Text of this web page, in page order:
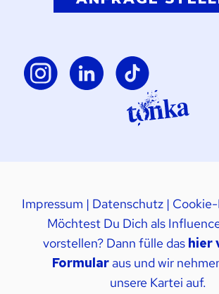
Impressum | Datenschutz |
Möchtest Du Dich als
vorstellen? Dann fülle das hier
Formular aus und wir
unsere Kartei auf.